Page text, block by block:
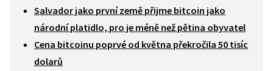
Salvador jako první země přijme bitcoin jako
národní platidlo, pro je méně než pětina obyvatel
Cena bitcoinu poprvé od května překročila 50 tisíc
dolarů